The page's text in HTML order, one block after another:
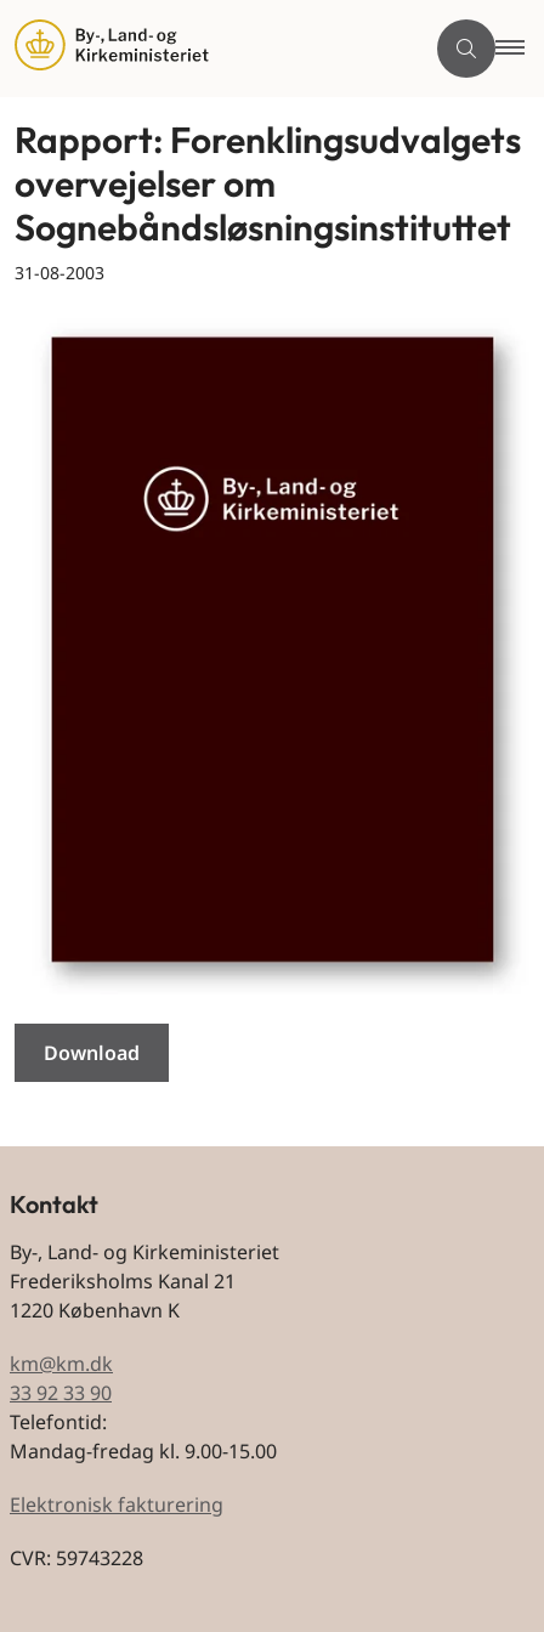
Rapport: Forenklingsudvalgets
overvejelser om
Sognebåndsløsningsinstituttet
31-08-2003
Download
Kontakt
By-, Land- og Kirkeministeriet
Frederiksholms Kanal 21
1220 København K
km@km.dk
33 92 33 90
Telefontid:
Mandag-fredag kl. 9.00-15.00
Elektronisk fakturering
CVR: 59743228